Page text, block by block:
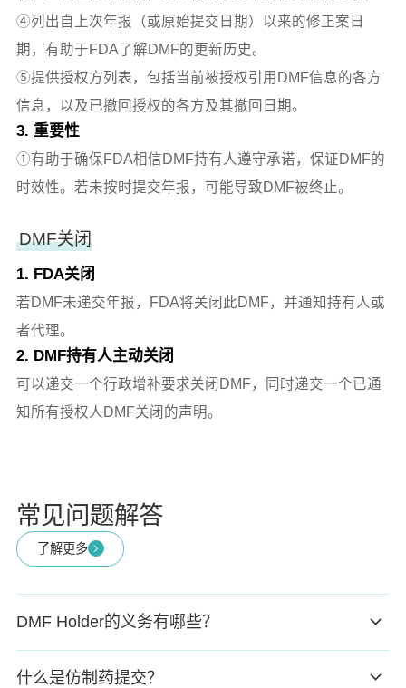
④列出自上次年报（或原始提交日期）以来的修正案日
期，有助于FDA了解DMF的更新历史。
⑤提供授权方列表，包括当前被授权引用DMF信息的各方
信息，以及已撤回授权的各方及其撤回日期。
3. 重要性
①有助于确保FDA相信DMF持有人遵守承诺，保证DMF的
时效性。若未按时提交年报，可能导致DMF被终止。
DMF关闭
1. FDA关闭
若DMF未递交年报，FDA将关闭此DMF，并通知持有人或
者代理。
2. DMF持有人主动关闭
可以递交一个行政增补要求关闭DMF，同时递交一个已通
知所有授权人DMF关闭的声明。
常见问题解答
了解更多
DMF Holder的义务有哪些？
什么是仿制药提交？